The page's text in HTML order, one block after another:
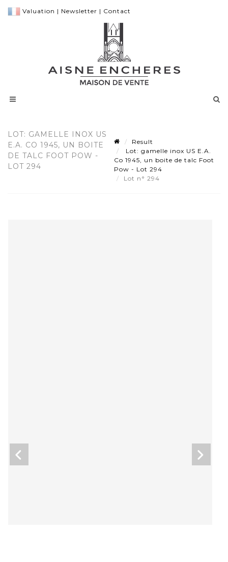
Valuation | Newsletter | Contact
LOT: GAMELLE INOX US
E.A. CO 1945, UN BOITE
DE TALC FOOT POW -
LOT 294
Result
Lot: gamelle inox US E.A.
Co 1945, un boite de talc Foot
Pow - Lot 294
Lot n° 294